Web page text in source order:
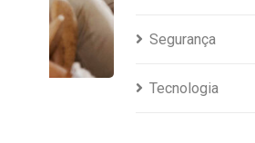
Segurança
Tecnologia